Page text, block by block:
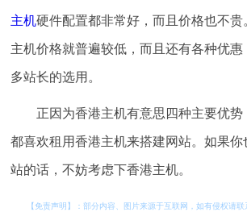
主机硬件配置都非常好，而且价格也不
主机价格就普遍较低，而且还有各种优
多站长的选用。
正因为香港主机有意思四种主要优
都喜欢租用香港主机来搭建网站。如果你
站的话，不妨考虑下香港主机。
【免责声明】：部分内容、图片来源于互联网，如有侵权请联